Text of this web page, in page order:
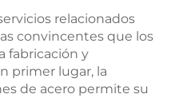
relacionados
convincentes que los
fabricación y
primer lugar, la
de acero permite su